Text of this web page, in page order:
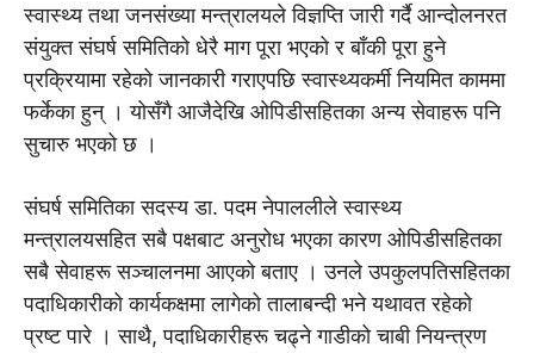
स्वास्थ्य तथा जनसंख्या मन्त्रालयले विज्ञप्ति जारी गर्दै आन्दोलनरत
संयुक्त संघर्ष समितिको धेरै माग पूरा भएको र बाँकी पूरा हुने
प्रक्रियामा रहेको जानकारी गराएपछि स्वास्थ्यकर्मी नियमित काममा
फर्केका हुन् । योसँगै आजैदेखि ओपिडीसहितका अन्य सेवाहरू पनि
सुचारु भएको छ ।
संघर्ष समितिका सदस्य डा. पदम नेपाललीले स्वास्थ्य
मन्त्रालयसहित सबै पक्षबाट अनुरोध भएका कारण ओपिडीसहितका
सबै सेवाहरू सञ्चालनमा आएको बताए । उनले उपकुलपतिसहितका
पदाधिकारीको कार्यकक्षमा लागेको तालाबन्दी भने यथावत रहेको
प्रष्ट पारे । साथै, पदाधिकारीहरू चढ्ने गाडीको चाबी नियन्त्रण